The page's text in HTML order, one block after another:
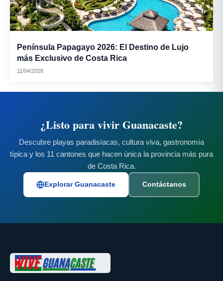
Península Papagayo 2026: El Destino de Lujo
más Exclusivo de Costa Rica
11/04/2026
¿Listo para vivir Guanacaste?
Descubre playas paradisíacas, cultura viva, gastronomía
típica y los 11 cantones que hacen única la provincia más pura
de Costa Rica.
Explorar Guanacaste Contáctanos